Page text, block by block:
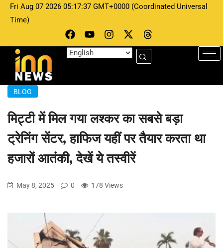
Fri Aug 07 2026 05:17:37 GMT+0000 (Coordinated Universal
Time)
BLOG
मिट्टी में मिल गया लश्कर का सबसे बड़ा
ट्रेनिंग सेंटर, हाफिज यहीं पर तैयार करता था
हजारों आतंकी, देखें ये तस्वीरें
May 8, 2025 0 178 Views